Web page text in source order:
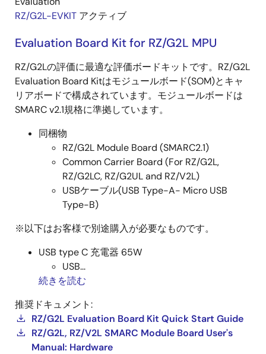
RZ/G2L-EVKIT アクティブ
Evaluation Board Kit for RZ/G2L MPU
RZ/G2Lの評価に最適な評価ボードキットです。RZ/G2L
Evaluation Board Kitはモジュールボード(SOM)とキャ
リアボードで構成されています。モジュールボードは
SMARC v2.1規格に準拠しています。
同梱物
RZ/G2L Module Board (SMARC2.1)
Common Carrier Board (For RZ/G2L,
RZ/G2LC, RZ/G2UL and RZ/V2L)
USBケーブル(USB Type-A- Micro USB
Type-B)
※以下はお客様で別途購入が必要なものです。
USB type C 充電器 65W
USB...
続きを読む
推奨ドキュメント:
RZ/G2L Evaluation Board Kit Quick Start Guide
RZ/G2L, RZ/V2L SMARC Module Board User's
Manual: Hardware